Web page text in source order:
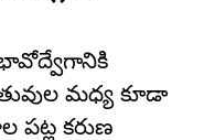
భావోద్వేగానికి
మధ్య కూడా
కరుణ